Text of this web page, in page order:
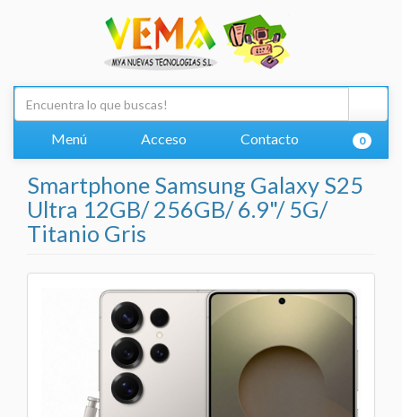
Menú Acceso Contacto 0
Smartphone Samsung Galaxy S25
Ultra 12GB/ 256GB/ 6.9"/ 5G/
Titanio Gris